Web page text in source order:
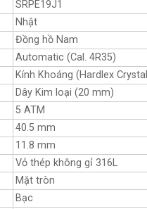
SRPE19J1
Nhật
Đồng hồ Nam
Automatic (Cal. 4R35)
Kính Khoáng (Hardlex
Dây Kim loại (20 mm)
5 ATM
40.5 mm
11.8 mm
Vỏ thép không gỉ 316L
Mặt tròn
Bạc